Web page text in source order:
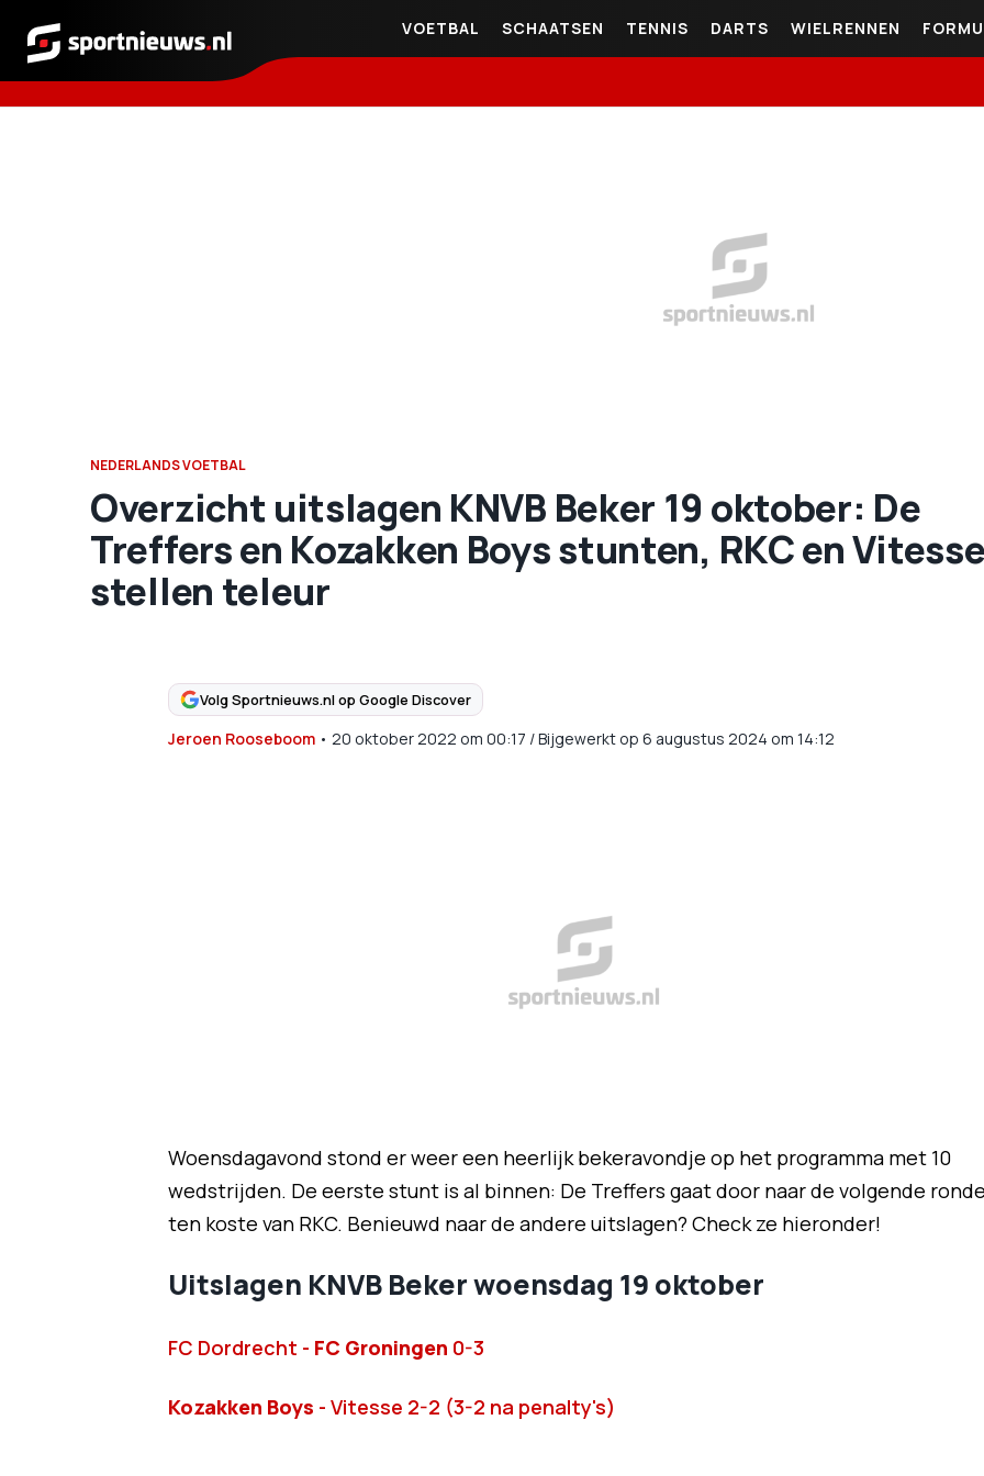
Sportnieuws.nl
VOETBAL SCHAATSEN TENNIS DARTS WIELRENNEN
NEDERLANDS VOETBAL
Overzicht uitslagen KNVB Beker 19 oktober: De
Treffers en Kozakken Boys stunten, RKC en
stellen teleur
Volg Sportnieuws.nl op Google Discover
Jeroen Rooseboom• 20 oktober 2022 om 00:17 /Bijgewerkt op 6 augustus 2024 om 14:12
Woensdagavond stond er weer een heerlijk bekeravondje op het programma met 10
wedstrijden. De eerste stunt is al binnen: De Treffers gaat door naar de volgende
ten koste van RKC. Benieuwd naar de andere uitslagen? Check ze hieronder!
Uitslagen KNVB Beker woensdag 19 oktober
FC Dordrecht - FC Groningen 0-3
Kozakken Boys - Vitesse 2-2 (3-2 na penalty's)